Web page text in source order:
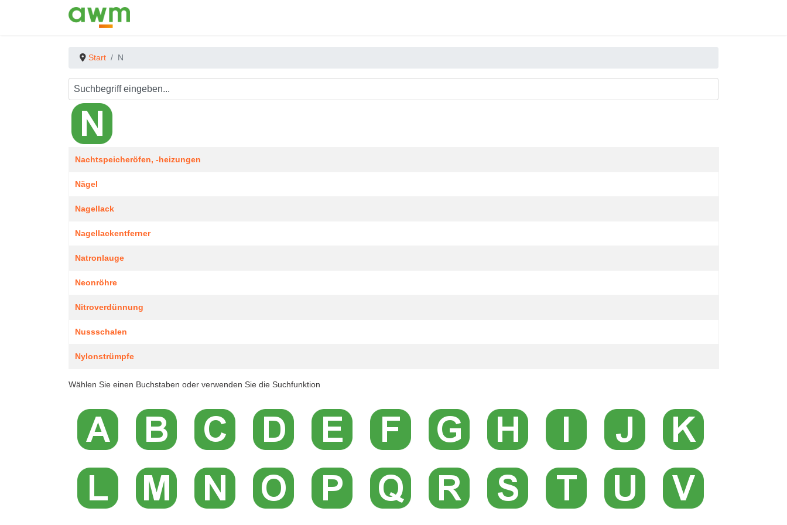
Start N
Titel
Nachtspeicheröfen, -heizungen
Nägel
Nagellack
Nagellackentferner
Natronlauge
Neonröhre
Nitroverdünnung
Nussschalen
Nylonstrümpfe
Wählen Sie einen Buchstaben oder verwenden Sie die Suchfunktion